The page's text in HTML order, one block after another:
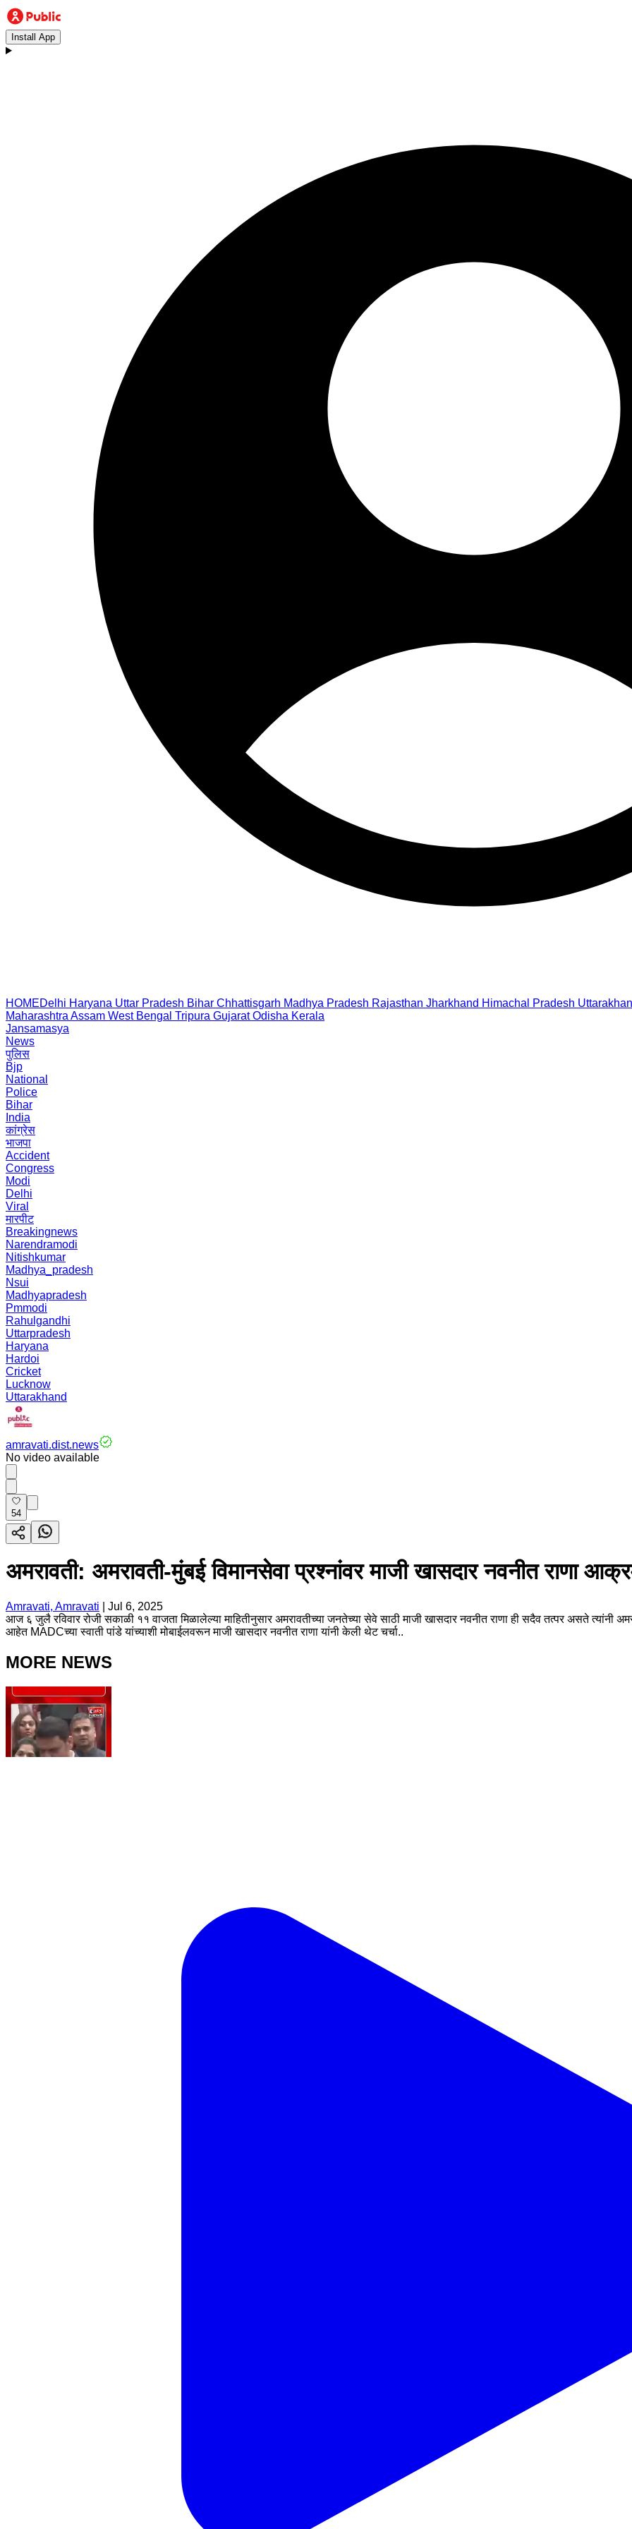
Install App
HOMEDelhi Haryana Uttar Pradesh Bihar Chhattisgarh Madhya Pradesh Rajasthan Jharkhand Himachal Pradesh
Maharashtra Assam West Bengal Tripura Gujarat Odisha Kerala
Jansamasya
News
पुलिस
Bjp
National
Police
Bihar
India
कांग्रेस
भाजपा
Accident
Congress
Modi
Delhi
Viral
मारपीट
Breakingnews
Narendramodi
Nitishkumar
Madhya_pradesh
Nsui
Madhyapradesh
Pmmodi
Rahulgandhi
Uttarpradesh
Haryana
Hardoi
Cricket
Lucknow
Uttarakhand
amravati.dist.news
No video available
54
अमरावती: अमरावती-मुंबई विमानसेवा प्रश्नांवर माजी खासदार नवनीत राणा
Amravati, Amravati
Jul 6, 2025
आज ६ जुलै रविवार रोजी सकाळी ११ वाजता मिळालेल्या माहितीनुसार अमरावतीच्या जनतेच्या सेवे साठी माजी खासदार नवनीत राणा ही सदैव तत्पर असते त्यांनी
आहेत MADCच्या स्वाती पांडे यांच्याशी मोबाईलवरून माजी खासदार नवनीत राणा यांनी केली थेट चर्चा..
MORE NEWS